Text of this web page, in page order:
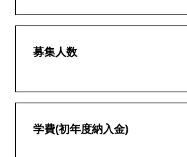
募集人数
学費(初年度納入金)